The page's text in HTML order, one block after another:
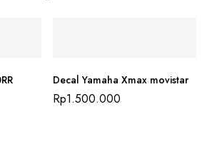
Decal Yamaha Xmax movistar
Rp1.500.000